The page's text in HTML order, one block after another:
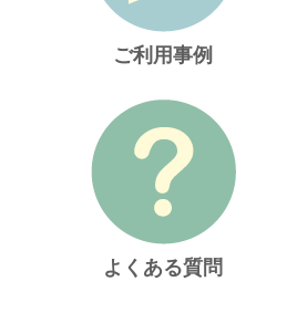
ご利用事例
よくある質問